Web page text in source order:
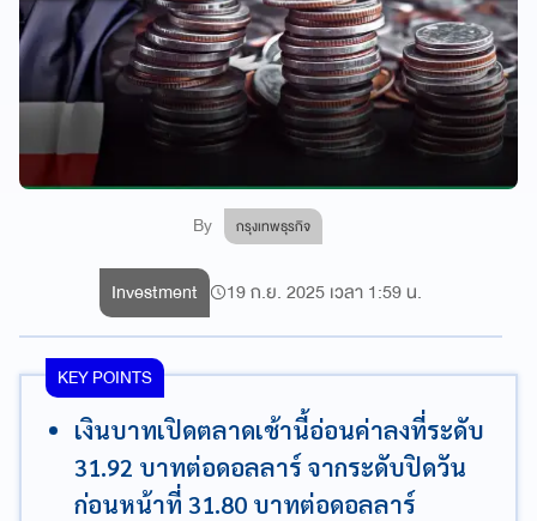
By กรุงเทพธุรกิจ
Investment 19 ก.ย. 2025 เวลา 1:59 น.
KEY POINTS
เงินบาทเปิดตลาดเช้านี้อ่อนค่าลงที่ระดับ
31.92 บาทต่อดอลลาร์ จากระดับปิดวัน
ก่อนหน้าที่ 31.80 บาทต่อดอลลาร์